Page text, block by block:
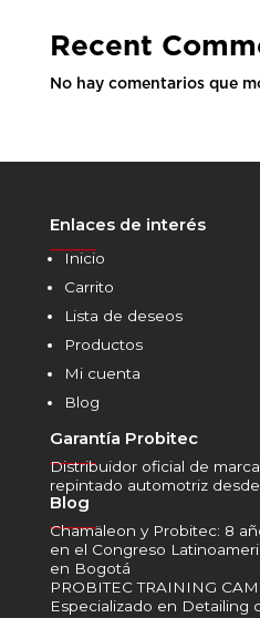
Recent
No hay comentarios que
Enlaces de interés
Inicio
Carrito
Lista de deseos
Productos
Mi cuenta
Blog
Garantía Probitec
______
Distribuidor oficial de
repintado automotriz
Blog
______
Chamäleon y Probitec: 8
en el Congreso
en Bogotá
PROBITEC TRAINING
Especializado en Detailing